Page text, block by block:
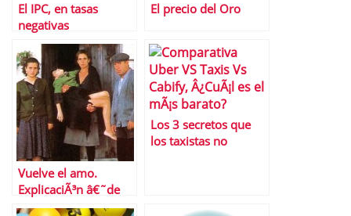
El IPC, en tasas
negativas
El precio del Oro
Vuelve el amo.
ExplicaciÃ³n â€˜de
puebloâ€™ de cÃ³mo
Los 3 secretos que
los taxistas no